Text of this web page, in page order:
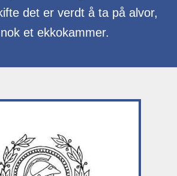
det er verdt å ta på alvor,
et ekkokammer.